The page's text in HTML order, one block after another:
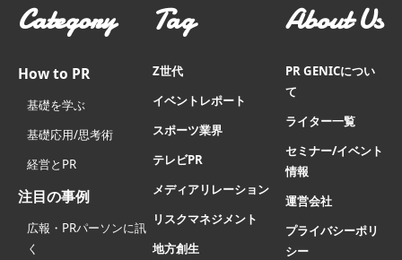
Category
How to PR
基礎を学ぶ
基礎応用/思考術
経営とPR
注目の事例
広報・PRパーソンに訊
く
Tag
Z世代
イベントレポート
スポーツ業界
テレビPR
メディアリレーション
リスクマネジメント
地方創生
About Us
PR GENICについ
て
ライター一覧
セミナー/イベント
情報
運営会社
プライバシーポリ
シー